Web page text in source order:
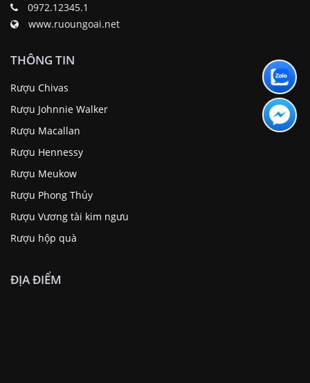
0972.12345.1
www.ruoungoai.net
THÔNG TIN
Rượu Chivas
Rượu Johnnie Walker
Rượu Macallan
Rượu Hennessy
Rượu Meukow
Rượu Phong Thủy
Rượu Vương tài kim ngưu
Rượu hộp quà
ĐỊA ĐIỂM